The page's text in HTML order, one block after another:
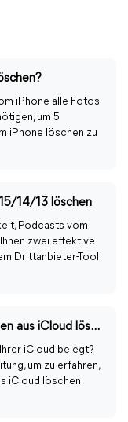
iPhone alle Fotos
um 5
iPhone löschen zu
14/13 löschen
Podcasts vom
zwei effektive
Drittanbieter-Tool
[4 Möglichkeiten] Wie kann ich Notizen aus iCloud löschen?
iCloud belegt?
um zu erfahren,
iCloud löschen